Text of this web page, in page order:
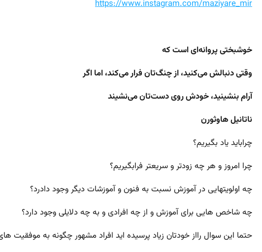
https://www.instagram.com/maziyare_mir
خوشبختی پروانه‌ای استکه
وقتی دنبالش می‌کنید، از چنگ‌تان فرار می‌کند،امااگر
آرام بنشینید، خودش روی دست‌تانمی‌نشیند
ناتانیل هاوثورن
چراباید یاد بگیریم؟
چرا امروز و هر چه زودتر و سریعتر فرابگیریم؟
چه اولویتهایی در آموزش نسبت به فنون و آموزشات دیگر وجود دادرد؟
چه شاخص هایی برای آموزش و از چه افرادی و به چه دلایلی وجود دارد؟
حتما این سوال رااز خودتان زیاد پرسیده اید افراد مشهور چگونه به موفقیت